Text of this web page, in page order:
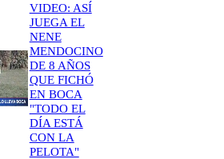
VIDEO: ASÍ
JUEGA EL
NENE
MENDOCINO
DE 8 AÑOS
QUE FICHÓ
EN BOCA
"TODO EL
DÍA ESTÁ
CON LA
PELOTA"